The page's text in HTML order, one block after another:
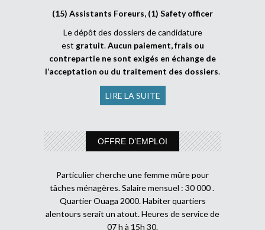
(15) Assistants Foreurs, (1) Safety officer
Le dépôt des dossiers de candidature
est gratuit.Aucun paiement, frais ou
contrepartie ne sont exigés en échange de
l’acceptation ou du traitement des dossiers.
LIRE LA SUITE
OFFRE D’EMPLOI
Particulier cherche une femme mûre pour
tâches ménagères. Salaire mensuel : 30 000 .
Quartier Ouaga 2000. Habiter quartiers
alentours serait un atout. Heures de service de
07 h à 15h 30.